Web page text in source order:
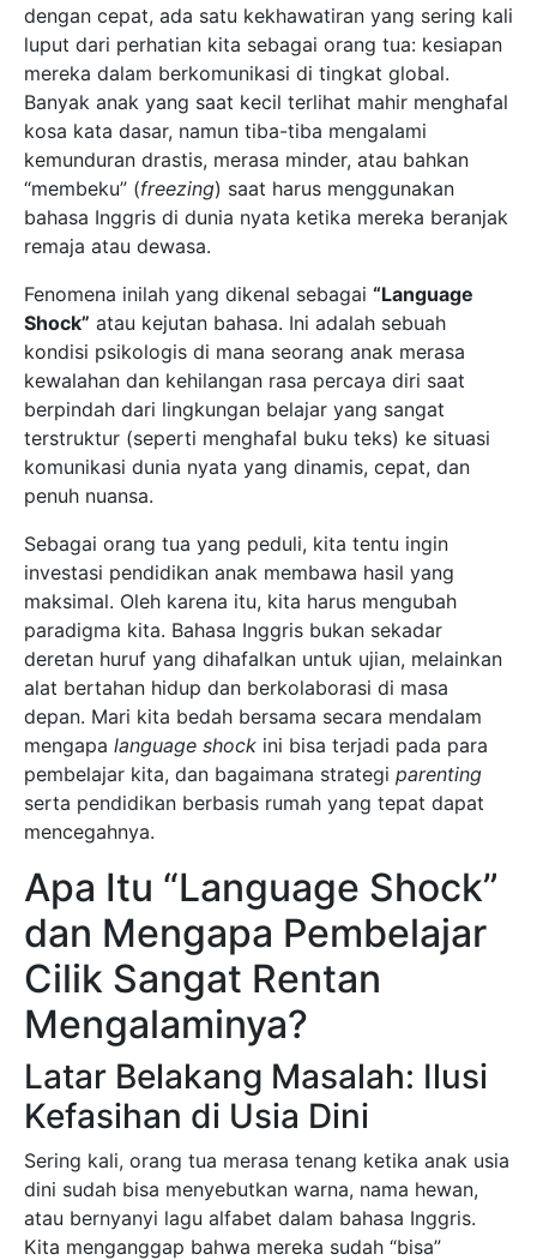
dengan cepat, ada satu kekhawatiran yang sering kali
luput dari perhatian kita sebagai orang tua: kesiapan
mereka dalam berkomunikasi di tingkat global.
Banyak anak yang saat kecil terlihat mahir menghafal
kosa kata dasar, namun tiba-tiba mengalami
kemunduran drastis, merasa minder, atau bahkan
“membeku” (freezing) saat harus menggunakan
bahasa Inggris di dunia nyata ketika mereka beranjak
remaja atau dewasa.
Fenomena inilah yang dikenal sebagai “Language
Shock” atau kejutan bahasa. Ini adalah sebuah
kondisi psikologis di mana seorang anak merasa
kewalahan dan kehilangan rasa percaya diri saat
berpindah dari lingkungan belajar yang sangat
terstruktur (seperti menghafal buku teks) ke situasi
komunikasi dunia nyata yang dinamis, cepat, dan
penuh nuansa.
Sebagai orang tua yang peduli, kita tentu ingin
investasi pendidikan anak membawa hasil yang
maksimal. Oleh karena itu, kita harus mengubah
paradigma kita. Bahasa Inggris bukan sekadar
deretan huruf yang dihafalkan untuk ujian, melainkan
alat bertahan hidup dan berkolaborasi di masa
depan. Mari kita bedah bersama secara mendalam
mengapa language shock ini bisa terjadi pada para
pembelajar kita, dan bagaimana strategi parenting
serta pendidikan berbasis rumah yang tepat dapat
mencegahnya.
Apa Itu “Language Shock”
dan Mengapa Pembelajar
Cilik Sangat Rentan
Mengalaminya?
Latar Belakang Masalah: Ilusi
Kefasihan di Usia Dini
Sering kali, orang tua merasa tenang ketika anak usia
dini sudah bisa menyebutkan warna, nama hewan,
atau bernyanyi lagu alfabet dalam bahasa Inggris.
Kita menganggap bahwa mereka sudah “bisa”